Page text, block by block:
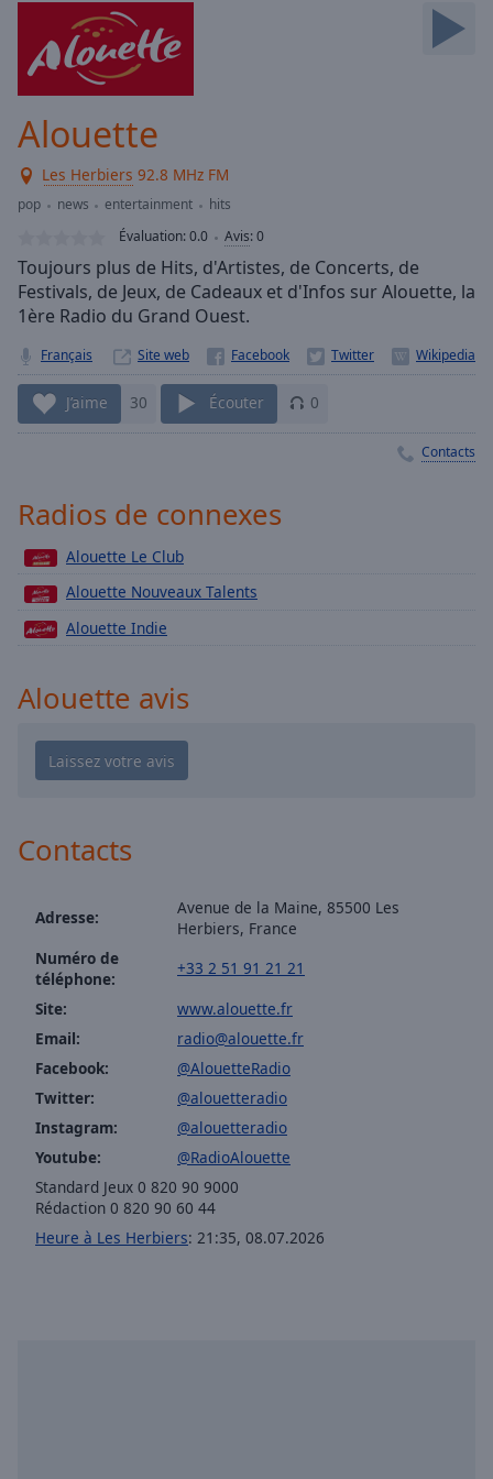
Forward
Mute
Loaded:
0.00%
Type
LIVE
Seek to
live,
currently
live
LIVE
Remaining
Time-
Rate
Chapters
Chapters
Descriptions
off,
Subtitles
settings ,
opens
settings
subtitles
off,
selected
Audio
Track
Picture-
in-
Fullscreen
Alouette
Les Herbiers 92.8 MHz FM
pop news entertainment
hits
Évaluation:0.0 Avis:0
Toujours plus de Hits, d'Artistes, de Concerts, de
Festivals, de Jeux, de Cadeaux et d'Infos sur Alouette, la
1ère Radio du Grand Ouest.
Français Site web
J’aime 30 Écouter 0
Contacts
Radios de connexes
Alouette Le Club
Alouette Nouveaux Talents
Alouette Indie
Alouette avis
Contacts
Adresse:
Avenue de la Maine, 85500 Les
Herbiers, France
Numéro de
téléphone:
+33 2 51 91 21 21
Site:
www.alouette.fr
Email:
radio@alouette.fr
Facebook:
@AlouetteRadio
Twitter:
@alouetteradio
Instagram:
@alouetteradio
Youtube:
@RadioAlouette
Standard Jeux 0 820 90 9000
Rédaction 0 820 90 60 44
Heure à Les Herbiers: 21:35, 08.07.2026